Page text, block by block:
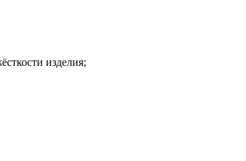
изделия;